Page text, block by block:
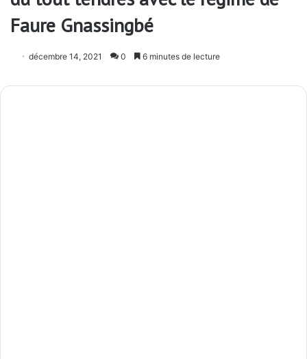
Faure Gnassingbé
décembre 14, 2021 0 6 minutes de lecture